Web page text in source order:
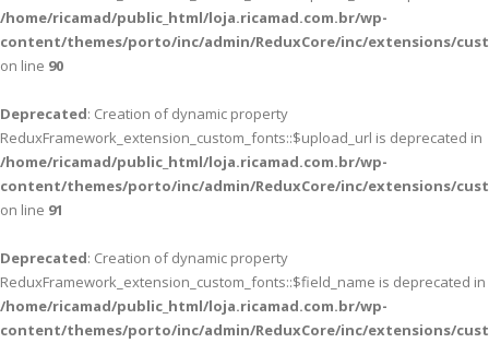
/home/ricamad/public_html/loja.ricamad.com.br/wp-
content/themes/porto/inc/admin/ReduxCore/inc/extensions/
on line 90
Deprecated: Creation of dynamic property
ReduxFramework_extension_custom_fonts::$upload_url is deprecated in
/home/ricamad/public_html/loja.ricamad.com.br/wp-
content/themes/porto/inc/admin/ReduxCore/inc/extensions/
on line 91
Deprecated: Creation of dynamic property
ReduxFramework_extension_custom_fonts::$field_name is deprecated in
/home/ricamad/public_html/loja.ricamad.com.br/wp-
content/themes/porto/inc/admin/ReduxCore/inc/extensions/